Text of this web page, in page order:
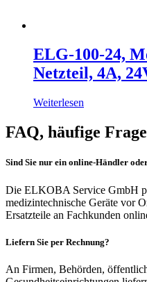
ELG-100-24,
Netzteil, 4A,
Weiterlesen
FAQ, häufige
Sind Sie nur ein online-Händler
Die ELKOBA Service GmbH
medizintechnische Geräte vor
Ersatzteile an Fachkunden
Liefern Sie per Rechnung?
An Firmen, Behörden,